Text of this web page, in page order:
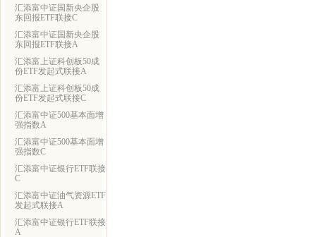
汇添富中证国新央企股
东回报ETF联接C
汇添富中证国新央企股
东回报ETF联接A
汇添富上证科创板50成
份ETF发起式联接A
汇添富上证科创板50成
份ETF发起式联接C
汇添富中证500基本面增
强指数A
汇添富中证500基本面增
强指数C
汇添富中证银行ETF联接
C
汇添富中证油气资源ETF
发起式联接A
汇添富中证银行ETF联接
A